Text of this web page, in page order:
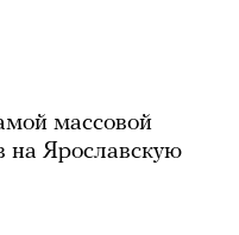
массовой
на Ярославскую